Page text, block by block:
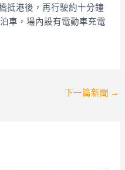
抵港後，再行駛約十分鐘
車，場內設有電動車充電
下一篇新聞 →